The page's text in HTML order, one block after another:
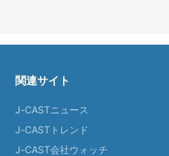
関連サイト
J-CASTニュース
J-CASTトレンド
J-CAST会社ウォッチ